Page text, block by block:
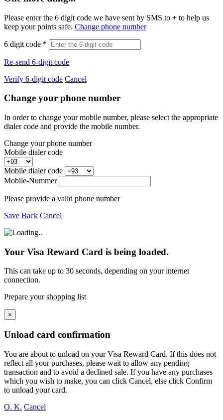
Please enter the 6 digit code we have sent by SMS to + to help us
keep your points safe. Change phone number
6 digit code *
Re-send 6-digit code
Verify 6-digit code Cancel
Change your phone number
In order to change your mobile number, please select the appropriate
dialer code and provide the mobile number.
Change your phone number
Mobile dialer code
Mobile dialer code
Mobile-Nummer
Please provide a valid phone number
Save Back Cancel
Your Visa Reward Card is being loaded.
This can take up to 30 seconds, depending on your internet
connection.
Prepare your shopping list
×
Unload card confirmation
You are about to unload on yourVisa Reward Card. If this does not
reflect all your purchases, please wait to allow any pending
transaction and to avoid a declined sale. If you have any purchases
which you wish to make, you can click Cancel, else click Confirm
to unload your card.
O. K. Cancel